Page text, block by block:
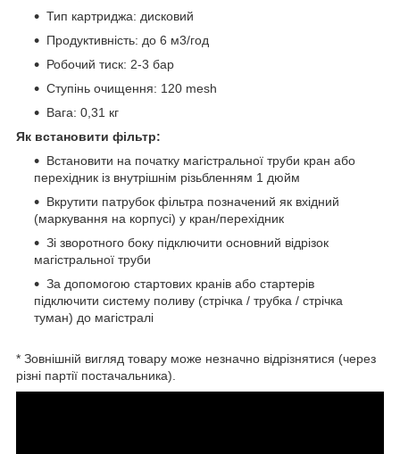
Тип картриджа: дисковий
Продуктивність: до 6 м3/год
Робочий тиск: 2-3 бар
Ступінь очищення: 120 mesh
Вага: 0,31 кг
Як встановити фільтр:
Встановити на початку магістральної труби кран або
перехідник із внутрішнім різьбленням 1 дюйм
Вкрутити патрубок фільтра позначений як вхідний
(маркування на корпусі) у кран/перехідник
Зі зворотного боку підключити основний відрізок
магістральної труби
За допомогою стартових кранів або стартерів
підключити систему поливу (стрічка / трубка / стрічка
туман) до магістралі
* Зовнішній вигляд товару може незначно відрізнятися (через
різні партії постачальника).